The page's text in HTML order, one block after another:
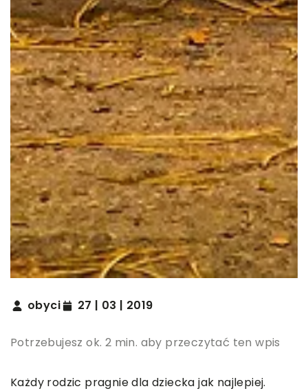
obyci 27 | 03 | 2019
Potrzebujesz ok. 2 min. aby przeczytać ten wpis
Każdy rodzic pragnie dla dziecka jak najlepiej.